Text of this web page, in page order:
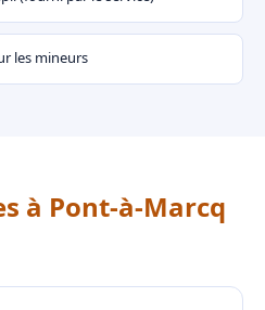
les mineurs
à Pont-à-Marcq